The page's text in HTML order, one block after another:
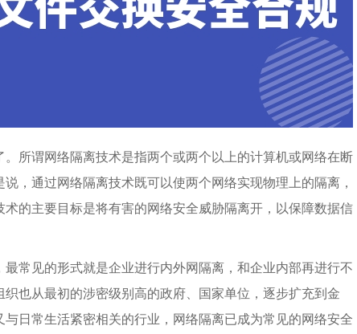
所谓网络隔离技术是指两个或两个以上的计算机或网络在断
，通过网络隔离技术既可以使两个网络实现物理上的隔离，
的主要目标是将有害的网络安全威胁隔离开，以保障数据信
常见的形式就是企业进行内外网隔离，和企业内部再进行不
也从最初的涉密级别高的政府、国家单位，逐步扩充到金
日常生活紧密相关的行业，网络隔离已成为常见的网络安全